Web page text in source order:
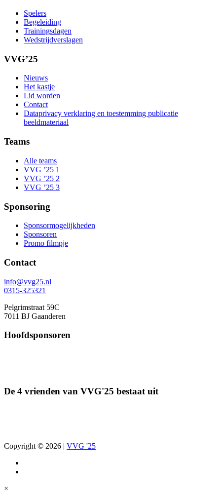
Spelers
Begeleiding
Trainingsdagen
Wedstrijdverslagen
VVG’25
Nieuws
Het kastje
Lid worden
Contact
Dataprivacy verklaring en toestemming publicatie
beeldmateriaal
Teams
Alle teams
VVG ’25 1
VVG ’25 2
VVG ’25 3
Sponsoring
Sponsormogelijkheden
Sponsoren
Promo filmpje
Contact
info@vvg25.nl
0315-325321
Pelgrimstraat 59C
7011 BJ Gaanderen
Hoofdsponsoren
De 4 vrienden van VVG'25 bestaat uit
Copyright © 2026 | VVG '25
×